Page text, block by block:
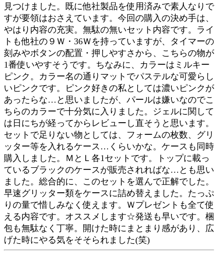
見つけました。既に他社製品を使用済みで素人なりで
すが要領はおさえています。今回の購入の決め手は、
やはり内容の充実。無駄の無いセット内容です。ライ
トも他社の９Ｗ・36Ｗを持っていますが、タイマーの
刻みやボタンの配置・押しやすさから、こちらの物が
1番使いやすそうです。ちなみに、カラーはミルキー
ピンク。カラー名の通りマットでパステルな可愛らし
いピンクです。ピンク好きの私としては濃いピンクが
あったらな…と思いましたが、パールは嫌いなのでこ
ちらのカラーで十分気に入りました。ジェルに関して
は日にちが経ってからレビューし直そうと思います。
セットで足りない物としては、フォームの枚数、グリ
ッター等を入れるケース…くらいかな。ケースも同時
購入しました。ＭとＬ各1セットです。トップに載っ
ているブラックのケースが販売されればな…とも思い
ました。総合的に、このセットを選んで正解でした。
早速グリッター類をケースに詰め替えました。たっぷ
りの量で惜しみなく使えます。Ｗプレゼントも全て使
える内容です。オススメします☆発送も早いです。梱
包も無駄なく丁寧。開けた時にまとまり感があり、広
げた時にやる気をそそられました(笑)